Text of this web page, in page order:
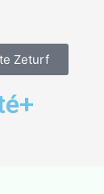
Zeturf